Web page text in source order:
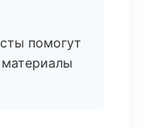
помогут